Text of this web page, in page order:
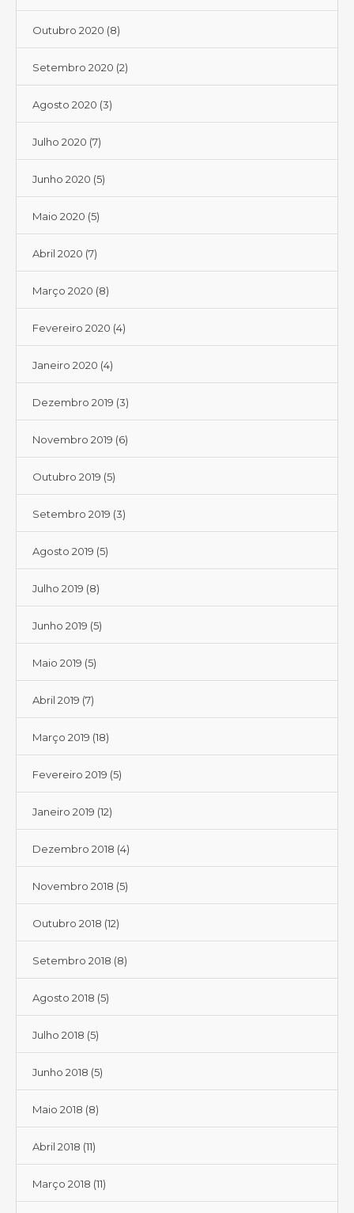
Outubro 2020 (8)
Setembro 2020 (2)
Agosto 2020 (3)
Julho 2020 (7)
Junho 2020 (5)
Maio 2020 (5)
Abril 2020 (7)
Março 2020 (8)
Fevereiro 2020 (4)
Janeiro 2020 (4)
Dezembro 2019 (3)
Novembro 2019 (6)
Outubro 2019 (5)
Setembro 2019 (3)
Agosto 2019 (5)
Julho 2019 (8)
Junho 2019 (5)
Maio 2019 (5)
Abril 2019 (7)
Março 2019 (18)
Fevereiro 2019 (5)
Janeiro 2019 (12)
Dezembro 2018 (4)
Novembro 2018 (5)
Outubro 2018 (12)
Setembro 2018 (8)
Agosto 2018 (5)
Julho 2018 (5)
Junho 2018 (5)
Maio 2018 (8)
Abril 2018 (11)
Março 2018 (11)